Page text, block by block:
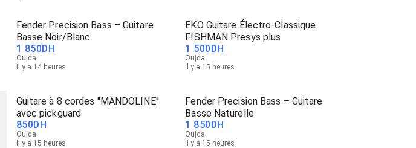
Fender Precision Bass – Guitare
Basse Noir/Blanc
1 850DH
Oujda
il y a 14 heures
EKO Guitare Électro-Classique
FISHMAN Presys plus
1 500DH
Oujda
il y a 15 heures
Guitare à 8 cordes ''MANDOLINE''
avec pickguard
850DH
Oujda
il y a 15 heures
Fender Precision Bass – Guitare
Basse Naturelle
1 850DH
Oujda
il y a 15 heures